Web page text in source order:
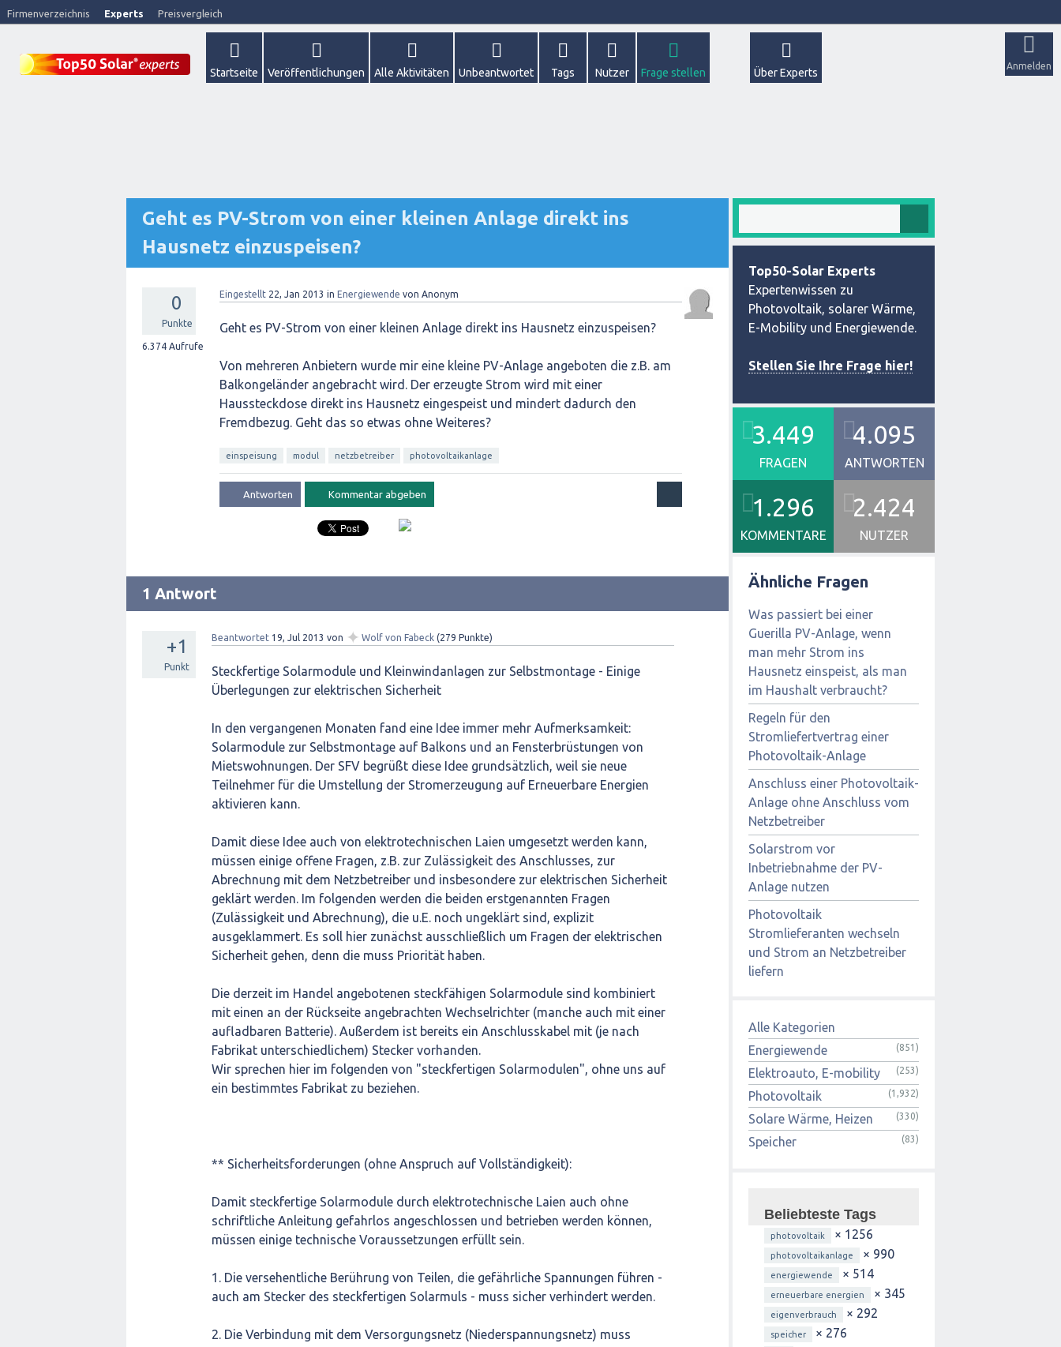
Firmenverzeichnis Experts Preisvergleich
Anmelden
Startseite Veröffentlichungen Alle Aktivitäten Unbeantwortet Tags Nutzer Frage stellen Über Experts
Geht es PV-Strom von einer kleinen Anlage direkt ins
Hausnetz einzuspeisen?
0
Punkte
6.374 Aufrufe
Eingestellt 22, Jan 2013 in Energiewende von Anonym
Geht es PV-Strom von einer kleinen Anlage direkt ins Hausnetz einzuspeisen?
Von mehreren Anbietern wurde mir eine kleine PV-Anlage angeboten die z.B. am
Balkongeländer angebracht wird. Der erzeugte Strom wird mit einer
Haussteckdose direkt ins Hausnetz eingespeist und mindert dadurch den
Fremdbezug. Geht das so etwas ohne Weiteres?
einspeisung modul netzbetreiber photovoltaikanlage
1 Antwort
+1
Punkt
Beantwortet 19, Jul 2013 von ✦ Wolf von Fabeck (279 Punkte)
Steckfertige Solarmodule und Kleinwindanlagen zur Selbstmontage - Einige
Überlegungen zur elektrischen Sicherheit
In den vergangenen Monaten fand eine Idee immer mehr Aufmerksamkeit:
Solarmodule zur Selbstmontage auf Balkons und an Fensterbrüstungen von
Mietswohnungen. Der SFV begrüßt diese Idee grundsätzlich, weil sie neue
Teilnehmer für die Umstellung der Stromerzeugung auf Erneuerbare Energien
aktivieren kann.
Damit diese Idee auch von elektrotechnischen Laien umgesetzt werden kann,
müssen einige offene Fragen, z.B. zur Zulässigkeit des Anschlusses, zur
Abrechnung mit dem Netzbetreiber und insbesondere zur elektrischen Sicherheit
geklärt werden. Im folgenden werden die beiden erstgenannten Fragen
(Zulässigkeit und Abrechnung), die u.E. noch ungeklärt sind, explizit
ausgeklammert. Es soll hier zunächst ausschließlich um Fragen der elektrischen
Sicherheit gehen, denn die muss Priorität haben.
Die derzeit im Handel angebotenen steckfähigen Solarmodule sind kombiniert
mit einen an der Rückseite angebrachten Wechselrichter (manche auch mit einer
aufladbaren Batterie). Außerdem ist bereits ein Anschlusskabel mit (je nach
Fabrikat unterschiedlichem) Stecker vorhanden.
Wir sprechen hier im folgenden von "steckfertigen Solarmodulen", ohne uns auf
ein bestimmtes Fabrikat zu beziehen.
** Sicherheitsforderungen (ohne Anspruch auf Vollständigkeit):
Damit steckfertige Solarmodule durch elektrotechnische Laien auch ohne
schriftliche Anleitung gefahrlos angeschlossen und betrieben werden können,
müssen einige technische Voraussetzungen erfüllt sein.
1. Die versehentliche Berührung von Teilen, die gefährliche Spannungen führen -
auch am Stecker des steckfertigen Solarmuls - muss sicher verhindert werden.
2. Die Verbindung mit dem Versorgungsnetz (Niederspannungsnetz) muss
Top50-Solar Experts
Expertenwissen zu
Photovoltaik, solarer Wärme,
E-Mobility und Energiewende.
Stellen Sie Ihre Frage hier!
3.449
FRAGEN
4.095
ANTWORTEN
1.296
KOMMENTARE
2.424
NUTZER
Ähnliche Fragen
Was passiert bei einer
Guerilla PV-Anlage, wenn
man mehr Strom ins
Hausnetz einspeist, als man
im Haushalt verbraucht?
Regeln für den
Stromliefertvertrag einer
Photovoltaik-Anlage
Anschluss einer Photovoltaik-
Anlage ohne Anschluss vom
Netzbetreiber
Solarstrom vor
Inbetriebnahme der PV-
Anlage nutzen
Photovoltaik
Stromlieferanten wechseln
und Strom an Netzbetreiber
liefern
Alle Kategorien
Energiewende
(851)
Elektroauto, E-mobility (253)
Photovoltaik (1,932)
Solare Wärme, Heizen (330)
Speicher (83)
Beliebteste Tags
photovoltaik × 1256
photovoltaikanlage × 990
energiewende × 514
erneuerbare energien × 345
eigenverbrauch × 292
speicher × 276